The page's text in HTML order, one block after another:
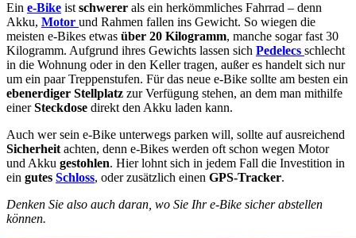
Ein e-Bike ist schwerer als ein herkömmliches Fahrrad – denn
Akku, Motor und Rahmen fallen ins Gewicht. So wiegen die
meisten e-Bikes etwas über 20 Kilogramm, manche sogar fast 30
Kilogramm. Aufgrund ihres Gewichts lassen sich Pedelecs schlecht
in die Wohnung oder in den Keller tragen, außer es handelt sich nur
um ein paar Treppenstufen. Für das neue e-Bike sollte am besten ein
ebenerdiger Stellplatz zur Verfügung stehen, an dem man mithilfe
einerSteckdose direkt den Akku laden kann.
Auch wer sein e-Bike unterwegs parken will, sollte auf ausreichend
Sicherheit achten, denn e-Bikes werden oft schon wegen Motor
und Akku gestohlen. Hier lohnt sich in jedem Fall die Investition in
ein gutes Schloss, oder zusätzlich einen GPS-Tracker.
Denken Sie also auch daran, wo Sie Ihr e-Bike sicher abstellen
können.